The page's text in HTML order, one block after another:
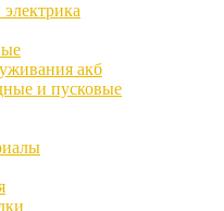
акб
и пусковые